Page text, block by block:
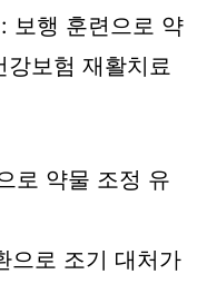
보행 훈련으로 약
보험 재활치료
로 약물 조정 유
으로 조기 대처가